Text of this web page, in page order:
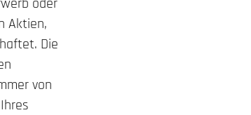
Aktien,
Die
von